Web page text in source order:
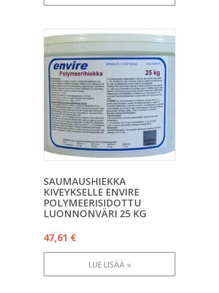
SAUMAUSHIEKKA
KIVEYKSELLE ENVIRE
POLYMEERISIDOTTU
LUONNONVÄRI 25 KG
47,61 €
LUE LISÄÄ »